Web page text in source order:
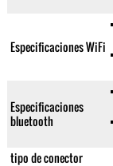
Especificaciones WiFi
Especificaciones
bluetooth
tipo de conector